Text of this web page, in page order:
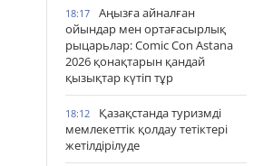
18:17
Аңызға айналған
ойындар мен ортағасырлық
рыцарьлар: Comic Con Astana
2026 қонақтарын қандай
қызықтар күтіп тұр
18:12
Қазақстанда туризмді
мемлекеттік қолдау тетіктері
жетілдірілуде